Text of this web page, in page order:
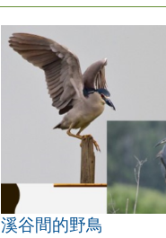
溪谷間的野鳥